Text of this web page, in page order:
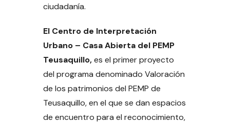
ciudadanía.
El Centro de Interpretación
Urbano – Casa Abierta del PEMP
Teusaquillo,es el primer proyecto
del programa denominado Valoración
de los patrimonios del PEMP de
Teusaquillo, en el que se dan espacios
de encuentro para el reconocimiento,